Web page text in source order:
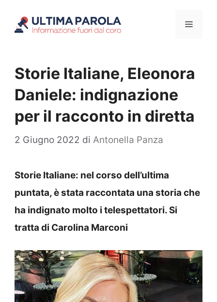
Menu
Storie Italiane, Eleonora
Daniele: indignazione
per il racconto in diretta
2 Giugno 2022 di Antonella Panza
Storie Italiane: nel corso dell’ultima
puntata, è stata raccontata una storia che
ha indignato molto i telespettatori. Si
tratta di Carolina Marconi